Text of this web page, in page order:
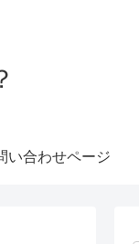
い合わせページ